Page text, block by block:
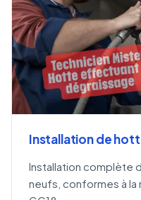
Installation de
Installation complète
neufs, conformes à la